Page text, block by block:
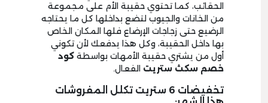
الحقائب، كما تحتوي حقيبة الأم على مجموعة
من الخانات والجيوب لتضع بداخلها كل ما يحتاجه
الرضيع حتى زجاجات الإرضاع فلها المكان الخاص
بها داخل الحقيبة، وكل هذا يدفعك لأن تكوني
أول من يشتري حقيبة الأمهات بواسطة كود
خصم سكث ستريت الفعال.
تخفيضات 6 ستريت تكلل المفروشات